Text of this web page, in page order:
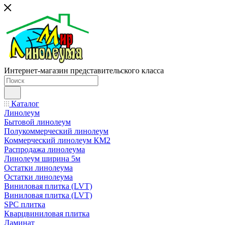
Интернет-магазин представительского класса
Каталог
Линолеум
Бытовой линолеум
Полукоммерческий линолеум
Коммерческий линолеум КМ2
Распродажа линолеума
Линолеум ширина 5м
Остатки линолеума
Остатки линолеума
Виниловая плитка (LVT)
Виниловая плитка (LVT)
SPC плитка
Кварцвиниловая плитка
Ламинат